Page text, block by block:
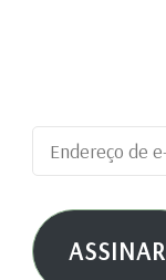
Endereço
de
e-
mail ASSINAR